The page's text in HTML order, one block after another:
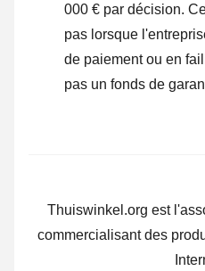
000 € par décision.
pas lorsque
de paiement ou en
pas un fonds de
Thuiswinkel.org est
commercialisant des